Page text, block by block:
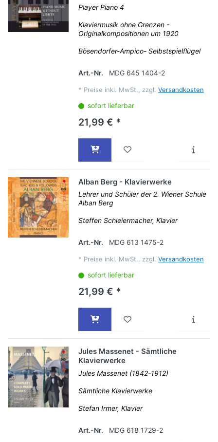
Player Piano 4
Klaviermusik ohne Grenzen -
Originalkompositionen um 1920
Bösendorfer-Ampico- Selbstspielflügel
Art.-Nr. MDG 645 1404-2
* Preise inkl. MwSt., zzgl. Versandkosten
sofort lieferbar
21,99 € *
Alban Berg - Klavierwerke
Lehrer und Schüler der 2. Wiener Schule
Alban Berg
Steffen Schleiermacher, Klavier
Art.-Nr. MDG 613 1475-2
* Preise inkl. MwSt., zzgl. Versandkosten
sofort lieferbar
21,99 € *
Jules Massenet - Sämtliche
Klavierwerke
Jules Massenet (1842-1912)
Sämtliche Klavierwerke
Stefan Irmer, Klavier
Art.-Nr. MDG 618 1729-2